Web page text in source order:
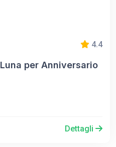
4.4
per Anniversario
Dettagli